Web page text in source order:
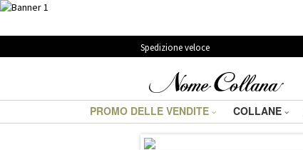
Spedizione veloce
PROMO DELLE VENDITE COLLANE